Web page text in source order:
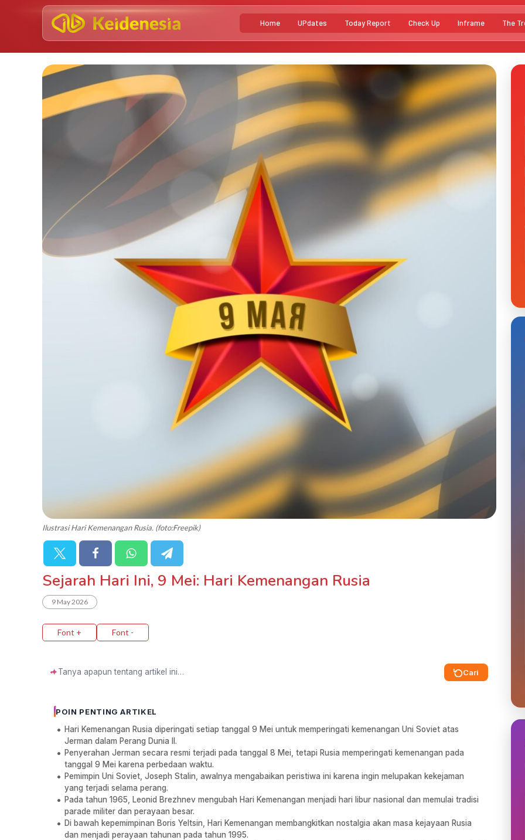
Home UPdates Today Report Check Up Inframe The
Ilustrasi Hari Kemenangan Rusia. (foto:Freepik)
Sejarah Hari Ini, 9 Mei: Hari Kemenangan Rusia
9 May 2026
Font + Font -
✦ Cari
POIN PENTING ARTIKEL
Hari Kemenangan Rusia diperingati setiap tanggal 9 Mei untuk memperingati kemenangan Uni Soviet atas
Jerman dalam Perang Dunia II.
Penyerahan Jerman secara resmi terjadi pada tanggal 8 Mei, tetapi Rusia memperingati kemenangan pada
tanggal 9 Mei karena perbedaan waktu.
Pemimpin Uni Soviet, Joseph Stalin, awalnya mengabaikan peristiwa ini karena ingin melupakan kekejaman
yang terjadi selama perang.
Pada tahun 1965, Leonid Brezhnev mengubah Hari Kemenangan menjadi hari libur nasional dan memulai tradisi
parade militer dan perayaan besar.
Di bawah kepemimpinan Boris Yeltsin, Hari Kemenangan membangkitkan nostalgia akan masa kejayaan Rusia
dan menjadi perayaan tahunan pada tahun 1995.